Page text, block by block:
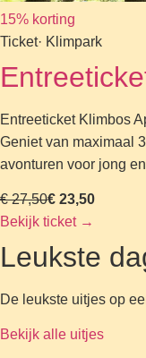
15% korting
Ticket· Klimpark
Entreeticket Klimbos
Geniet van maximaal
avonturen voor jong
€ 27,50€ 23,50
Bekijk ticket →
Leukste
De leukste uitjes op
Bekijk alle uitjes